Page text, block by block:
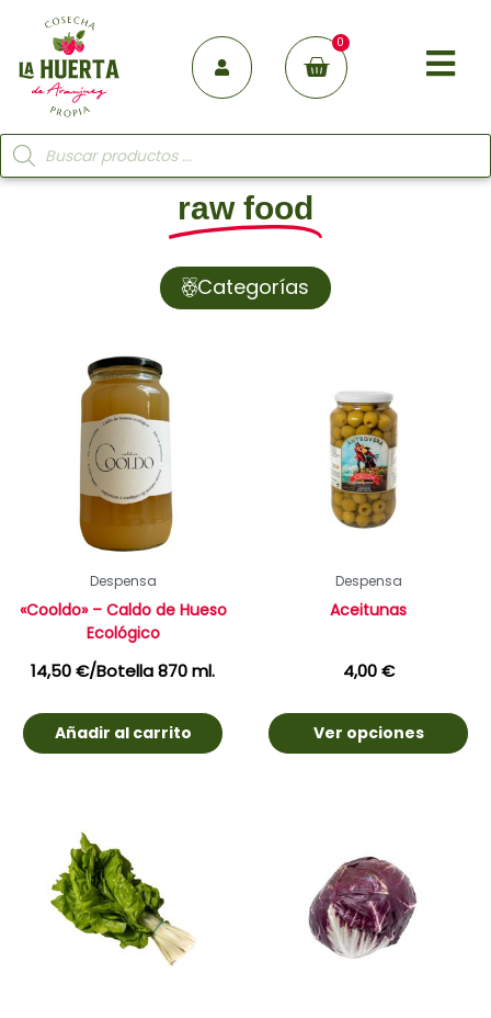
0
raw food
Categorías
Despensa
«Cooldo» – Caldo de Hueso
Ecológico
14,50€/Botella 870 ml.
Añadir al carrito
Despensa
Aceitunas
4,00€
Ver opciones